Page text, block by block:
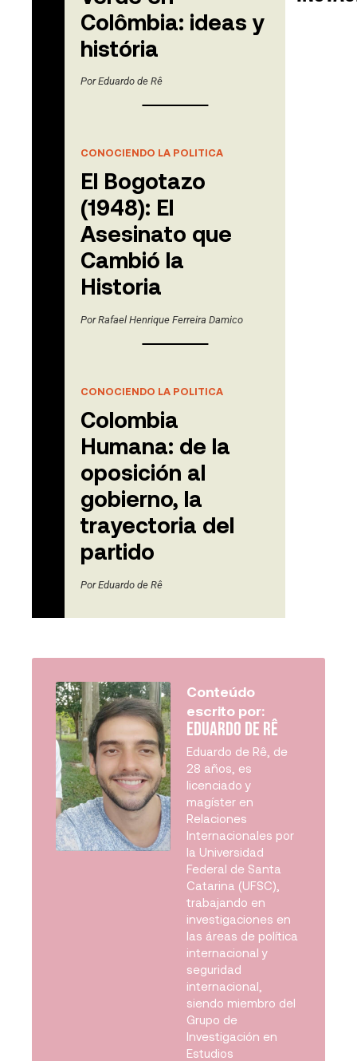
Colômbia: ideas y
história
PorEduardo de Rê
CONOCIENDO LA POLITICA
El Bogotazo
(1948): El
Asesinato que
Cambió la
Historia
PorRafael Henrique Ferreira Damico
CONOCIENDO LA POLITICA
Colombia
Humana: de la
oposición al
gobierno, la
trayectoria del
partido
PorEduardo de Rê
Conteúdo
escrito por:
Eduardo de Rê
Eduardo de Rê, de
28 años, es
licenciado y
magíster en
Relaciones
Internacionales por
la Universidad
Federal de Santa
Catarina (UFSC),
trabajando en
investigaciones en
las áreas de política
internacional y
seguridad
internacional,
siendo miembro del
Grupo de
Investigación en
Estudios